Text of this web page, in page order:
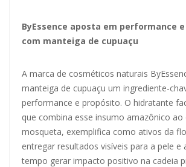
ByEssence aposta em performance
com manteiga de cupuaçu
A marca de cosméticos naturais
manteiga de cupuaçu um ingrediente-
performance e propósito. O hidratante
que combina esse insumo amazônico
mosqueta, exemplifica como ativos da
entregar resultados visíveis para a pele e
tempo gerar impacto positivo na cadeia